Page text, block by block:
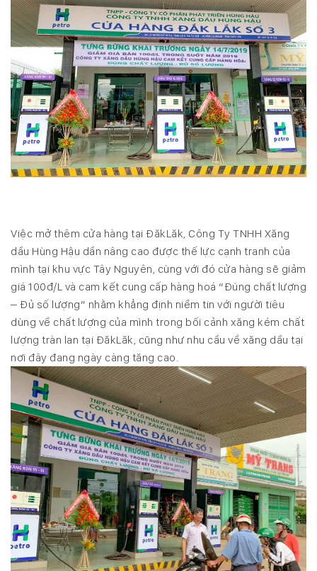
Việc mở thêm cửa hàng tại ĐăkLăk, Công Ty TNHH Xăng
dầu Hùng Hậu dần nâng cao được thế lực cạnh tranh của
mình tại khu vực Tây Nguyên, cùng với đó cửa hàng sẽ giảm
giá 100đ/L và cam kết cung cấp hàng hoá “Đúng chất lượng
– Đủ số lượng” nhằm khẳng định niềm tin với người tiêu
dùng về chất lượng của mình trong bối cảnh xăng kém chất
lượng tràn lan tại ĐăkLăk, cũng như nhu cầu về xăng dầu tại
nơi đây đang ngày càng tăng cao.